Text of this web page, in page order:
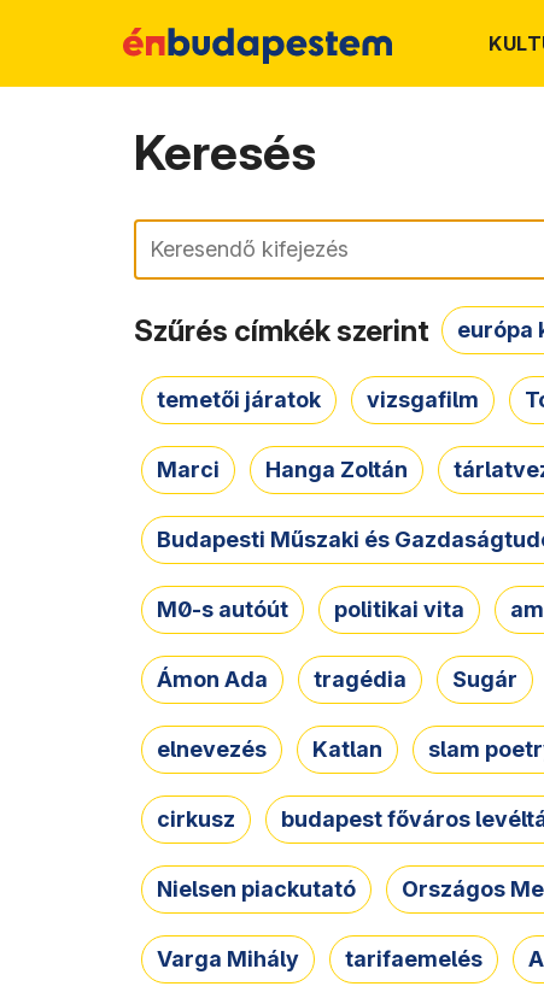
Keresés
Keresés
Szűrés címkék szerint európa
temetői járatok vizsgafilm
Marci Hanga Zoltán
Budapesti Műszaki és
M0-s autóút politikai vita
Ámon Ada tragédia Sugár
elnevezés Katlan slam
cirkusz budapest főváros
Nielsen piackutató Országos
Varga Mihály tarifaemelés